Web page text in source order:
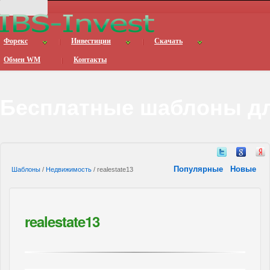
Форекс Инвестиции Скачать
Обмен WM Контакты
Шаблоны / Недвижимость / realestate13 Популярные Новые
realestate13